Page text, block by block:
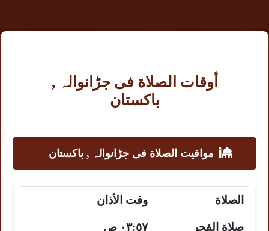
أوقات الصلاة فى جڑانوالہ ,
باكستان
مواقيت الصلاة فى جڑانوالہ , باكستان
الصلاة وقت الأذان
صلاة الفجر ٠٣:٥٧ ص